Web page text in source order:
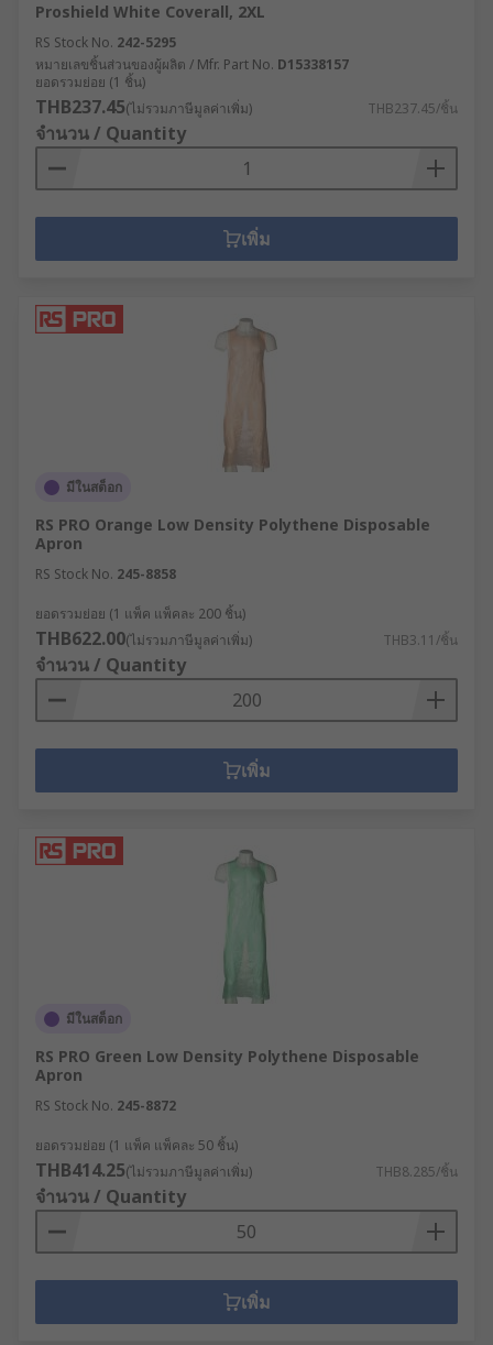
Proshield White Coverall, 2XL
RS Stock No. 242-5295
หมายเลขชิ้นส่วนของผู้ผลิต / Mfr. Part No. D15338157
ยอดรวมย่อย (1 ชิ้น)
THB237.45(ไม่รวมภาษีมูลค่าเพิ่ม) THB237.45/ชิ้น
จำนวน / Quantity
เพิ่ม
มีในสต็อก
RS PRO Orange Low Density Polythene Disposable
Apron
RS Stock No. 245-8858
ยอดรวมย่อย (1 แพ็ค แพ็คละ 200 ชิ้น)
THB622.00(ไม่รวมภาษีมูลค่าเพิ่ม) THB3.11/ชิ้น
จำนวน / Quantity
เพิ่ม
มีในสต็อก
RS PRO Green Low Density Polythene Disposable
Apron
RS Stock No. 245-8872
ยอดรวมย่อย (1 แพ็ค แพ็คละ 50 ชิ้น)
THB414.25(ไม่รวมภาษีมูลค่าเพิ่ม) THB8.285/ชิ้น
จำนวน / Quantity
เพิ่ม